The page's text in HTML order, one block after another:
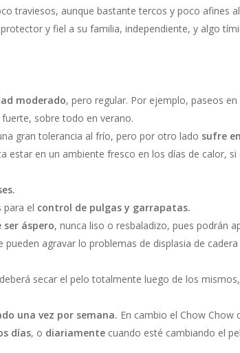
traviesos, aunque bastante tercos y poco afines al
y fiel a su familia, independiente, y algo
moderado, pero regular. Por ejemplo, paseos
sobre todo en verano.
gran tolerancia al frío, pero por otro lado sufre
estar en un ambiente fresco en los días de calor, si
para el control de pulgas y garrapatas.
ser áspero, nunca liso o resbaladizo, pues podrán
agravar lo problemas de displasia de cadera
secar el pelo totalmente luego de los
una vez por semana. En cambio el Chow Chow
días, o diariamente cuando esté cambiando el